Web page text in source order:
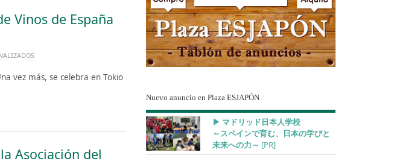
Vinos de España
vez más, se celebra en Tokio
Asociación del
Nuevo anuncio en Plaza ESJAPÓN
▶︎ マドリッド日本人学校
～スペインで育む、日本の学びと
未来への力～ [PR]